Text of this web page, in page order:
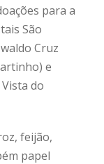
para a
São
Cruz
e
do
feijão,
papel